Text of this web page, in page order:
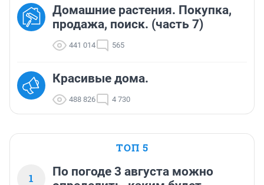
Домашние растения. Покупка,
продажа, поиск. (часть 7)
441 014 565
Красивые дома.
488 826 4 730
ТОП 5
1
По погоде 3 августа можно